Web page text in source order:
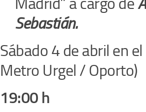
Sebastián.
Sábado 4 de abril en el
Metro Urgel / Oporto)
19:00 h